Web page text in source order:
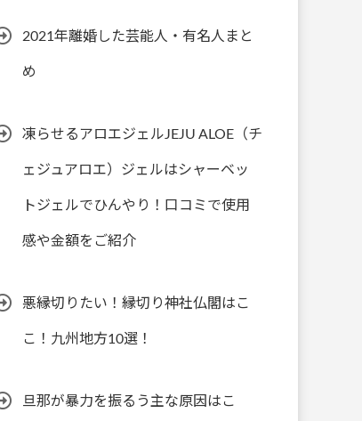
2021年離婚した芸能人・有名人まと
め
凍らせるアロエジェルJEJU ALOE（チ
ェジュアロエ）ジェルはシャーベッ
トジェルでひんやり！口コミで使用
感や金額をご紹介
悪縁切りたい！縁切り神社仏閣はこ
こ！九州地方10選！
旦那が暴力を振るう主な原因はこ